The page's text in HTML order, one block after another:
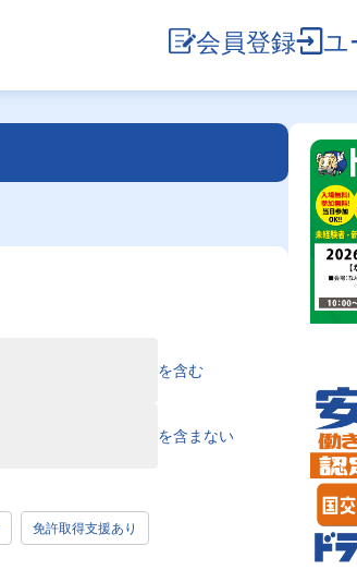
会員登録 ユ
を含む
を含まない
免許取得支援あり